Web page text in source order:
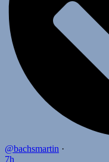
@bachsmartin ·
7h